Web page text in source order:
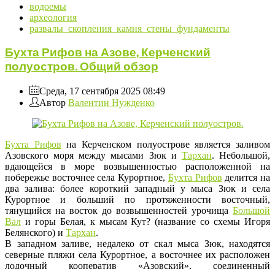
водоемы
археология
развалы_скопления_камня_стены_фундаменты
Бухта Рифов на Азове, Керченский
полуостров. Общий обзор
Среда, 17 сентября 2025 08:49
Автор Валентин Нужденко
Бухта Рифов на Керченском полуострове является заливом
Азовского моря между мысами Зюк и Тархан. Небольшой,
вдающейся в море возвышенностью расположенной на
побережье восточнее села Курортное, Бухта Рифов делится на
два залива: более короткий западный у мыса Зюк и села
Курортное и больший по протяженности восточный,
тянущийся на восток до возвышенностей урочища Большой
Вал и горы Белая, к мысам Кут? (название со схемы Игоря
Белянского) и Тархан.
В западном заливе, недалеко от скал мыса Зюк, находятся
северные пляжи села Курортное, а восточнее их расположен
лодочный кооператив «Азовский», соединенный